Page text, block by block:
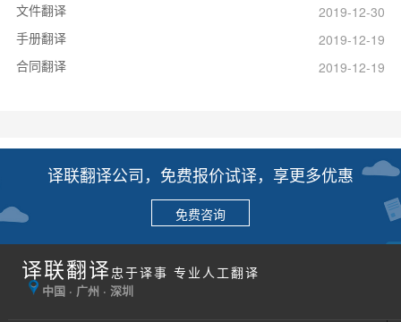
文件翻译
2019-12-30
手册翻译
2019-12-19
合同翻译
2019-12-19
译联翻译公司，免费报价试译，享更多优惠
免费咨询
译联翻译 忠于译事 专业人工翻译
中国 · 广州 · 深圳